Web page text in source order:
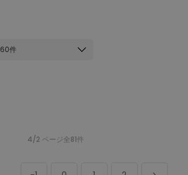
60件
4/2 ページ全81件